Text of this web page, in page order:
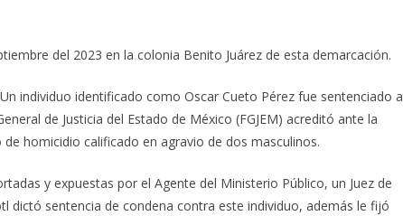
del 2023 en la colonia Benito Juárez de esta demarcación.
Un individuo identificado como Oscar Cueto Pérez fue sentenciado a
de Justicia del Estado de México (FGJEM) acreditó ante la
homicidio calificado en agravio de dos masculinos.
y expuestas por el Agente del Ministerio Público, un Juez de
dictó sentencia de condena contra este individuo, además le fijó